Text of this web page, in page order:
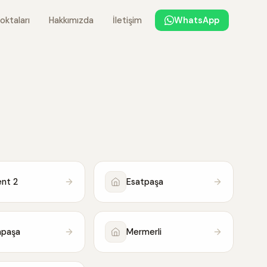
Hakkımızda İletişim WhatsApp
2 Esatpaşa
Mermerli